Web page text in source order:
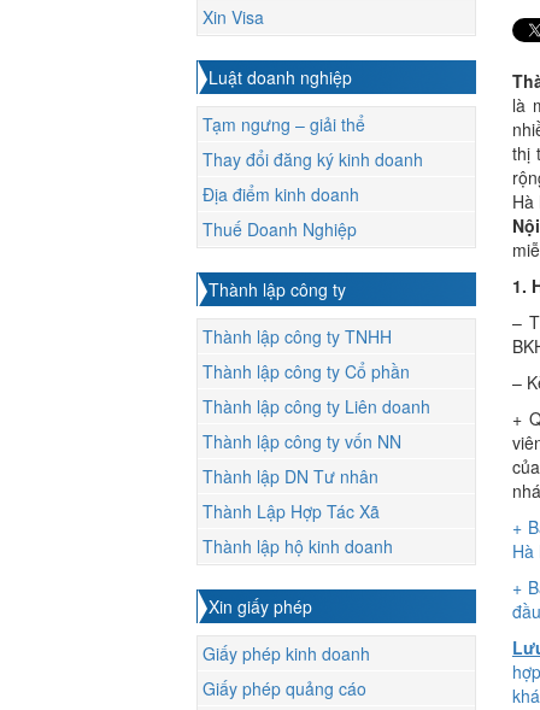
Xin Visa
Luật doanh nghiệp
Tạm ngưng – giải thể
Thay đổi đăng ký kinh doanh
Địa điểm kinh doanh
Thuế Doanh Nghiệp
Thành lập công ty
Thành lập công ty TNHH
Thành lập công ty Cổ phần
Thành lập công ty Liên doanh
Thành lập công ty vốn NN
Thành lập DN Tư nhân
Thành Lập Hợp Tác Xã
Thành lập hộ kinh doanh
Xin giấy phép
Giấy phép kinh doanh
Giấy phép quảng cáo
là
thị
Hà
Nội
1.
–
–
+
+
Hà
+